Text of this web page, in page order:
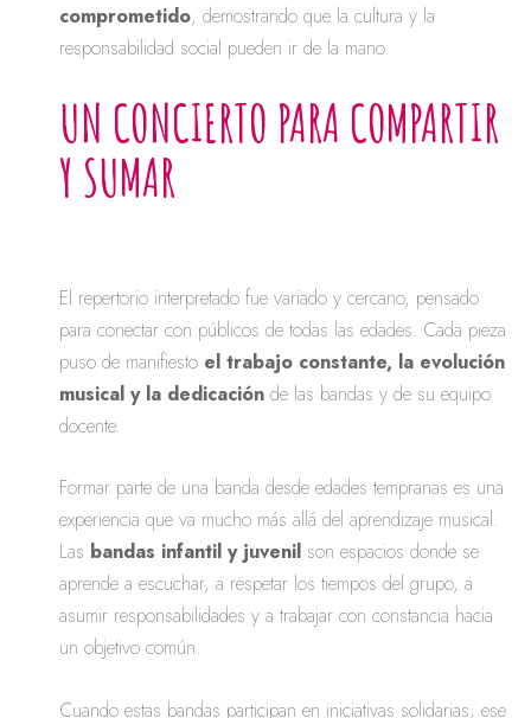
comprometido, demostrando que la cultura y la
responsabilidad social pueden ir de la mano.
UN CONCIERTO PARA COMPARTIR
Y SUMAR
El repertorio interpretado fue variado y cercano, pensado
para conectar con públicos de todas las edades. Cada pieza
puso de manifiesto el trabajo constante, la evolución
musical y la dedicación de las bandas y de su equipo
docente.
Formar parte de una banda desde edades tempranas es una
experiencia que va mucho más allá del aprendizaje musical.
Las bandas infantil y juvenil son espacios donde se
aprende a escuchar, a respetar los tiempos del grupo, a
asumir responsabilidades y a trabajar con constancia hacia
un objetivo común.
Cuando estas bandas participan en iniciativas solidarias, ese